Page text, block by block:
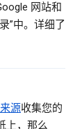
网站和
”中。详细了
源收集您的
上，那么